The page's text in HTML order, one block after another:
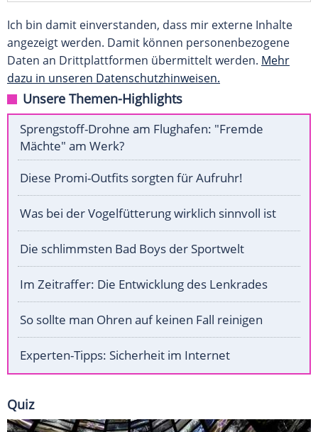
Ich bin damit einverstanden, dass mir externe Inhalte
angezeigt werden. Damit können personenbezogene
Daten an Drittplattformen übermittelt werden. Mehr
dazu in unseren Datenschutzhinweisen.
Unsere Themen-Highlights
Sprengstoff-Drohne am Flughafen: "Fremde
Mächte" am Werk?
Diese Promi-Outfits sorgten für Aufruhr!
Was bei der Vogelfütterung wirklich sinnvoll ist
Die schlimmsten Bad Boys der Sportwelt
Im Zeitraffer: Die Entwicklung des Lenkrades
So sollte man Ohren auf keinen Fall reinigen
Experten-Tipps: Sicherheit im Internet
Quiz